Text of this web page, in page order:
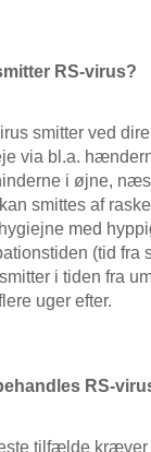
RS-virus?
smitter ved
via bl.a.
i øjne,
smittes af
med
(tid fra
i tiden fra
uger efter.
RS-
tilfælde kræver